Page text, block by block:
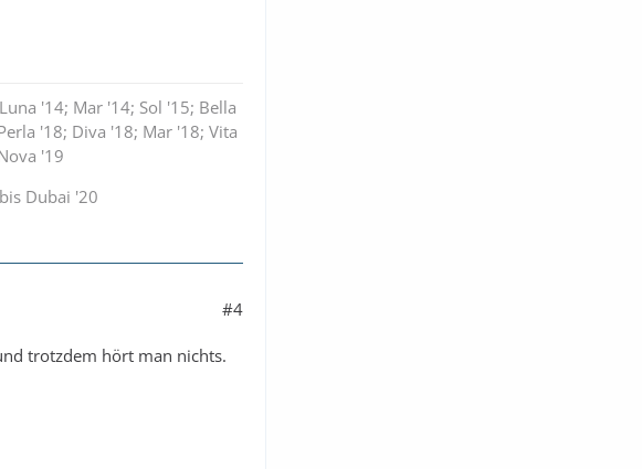
'14; Mar '14; Sol '15; Bella
'18; Diva '18; Mar '18; Vita
'19
Dubai '20
#4
trotzdem hört man nichts.